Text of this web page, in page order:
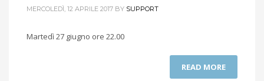
MERCOLEDÌ, 12 APRILE 2017 BY SUPPORT
Martedì 27 giugno ore 22.00
READ MORE